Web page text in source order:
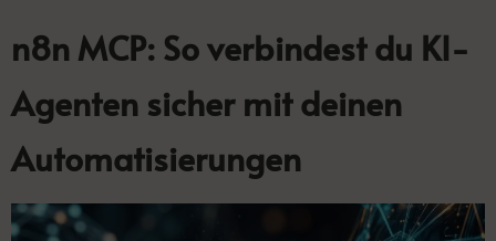
n8n MCP: So verbindest du KI-
Agenten sicher mit deinen
Automatisierungen